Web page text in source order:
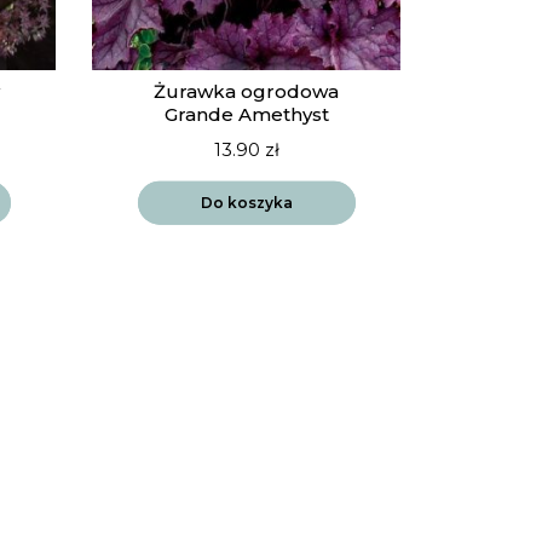
Żurawka ogrodowa
Grande Amethyst
13.90 zł
Do koszyka